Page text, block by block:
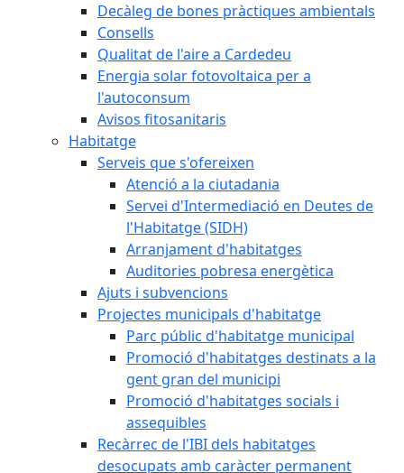
Decàleg de bones pràctiques ambientals
Consells
Qualitat de l'aire a Cardedeu
Energia solar fotovoltaica per a
l'autoconsum
Avisos fitosanitaris
Habitatge
Serveis que s'ofereixen
Atenció a la ciutadania
Servei d'Intermediació en Deutes de
l'Habitatge (SIDH)
Arranjament d'habitatges
Auditories pobresa energètica
Ajuts i subvencions
Projectes municipals d'habitatge
Parc públic d'habitatge municipal
Promoció d'habitatges destinats a la
gent gran del municipi
Promoció d'habitatges socials i
assequibles
Recàrrec de l'IBI dels habitatges
desocupats amb caràcter permanent